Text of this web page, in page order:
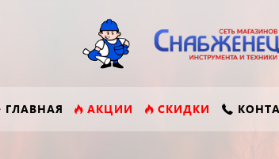
ГЛАВНАЯ АКЦИИ СКИДКИ